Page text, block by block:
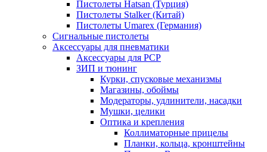
Пистолеты Hatsan (Турция)
Пистолеты Stalker (Китай)
Пистолеты Umarex (Германия)
Сигнальные пистолеты
Аксессуары для пневматики
Аксессуары для PCP
ЗИП и тюнинг
Курки, спусковые механизмы
Магазины, обоймы
Модераторы, удлинители, насадки
Мушки, целики
Оптика и крепления
Коллиматорные прицелы
Планки, кольца, кронштейны